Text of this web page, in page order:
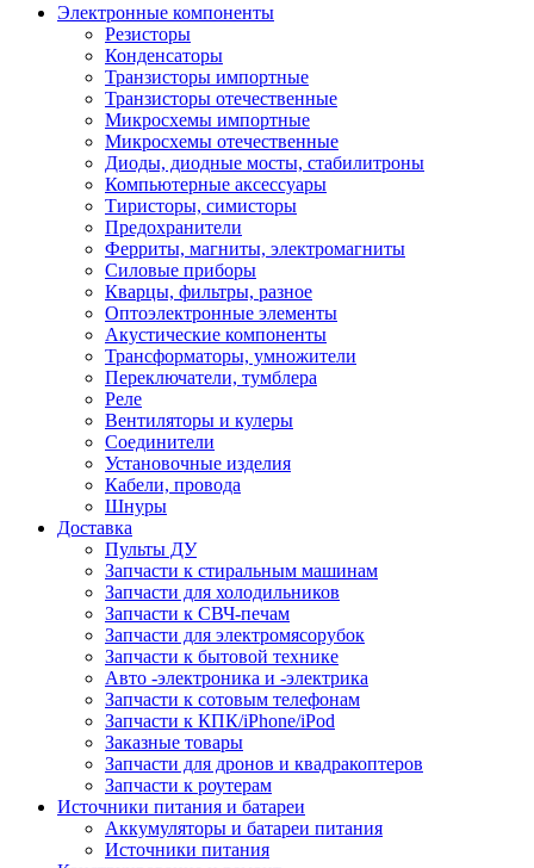
Электронные компоненты
Резисторы
Конденсаторы
Транзисторы импортные
Транзисторы отечественные
Микросхемы импортные
Микросхемы отечественные
Диоды, диодные мосты, стабилитроны
Компьютерные аксессуары
Тиристоры, симисторы
Предохранители
Ферриты, магниты, электромагниты
Силовые приборы
Кварцы, фильтры, разное
Оптоэлектронные элементы
Акустические компоненты
Трансформаторы, умножители
Переключатели, тумблера
Реле
Вентиляторы и кулеры
Соединители
Установочные изделия
Кабели, провода
Шнуры
Доставка
Пульты ДУ
Запчасти к стиральным машинам
Запчасти для холодильников
Запчасти к СВЧ-печам
Запчасти для электромясорубок
Запчасти к бытовой технике
Авто -электроника и -электрика
Запчасти к сотовым телефонам
Запчасти к КПК/iPhone/iPod
Заказные товары
Запчасти для дронов и квадракоптеров
Запчасти к роутерам
Источники питания и батареи
Аккумуляторы и батареи питания
Источники питания